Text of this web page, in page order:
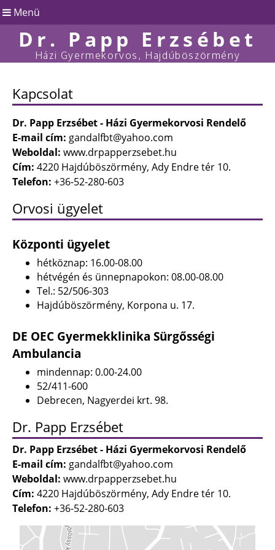
Menü
Dr. Papp Erzsébet
Házi Gyermekorvos, Hajdúböszörmény
Kapcsolat
Dr. Papp Erzsébet - Házi Gyermekorvosi Rendelő
E-mail cím: gandalfbt@yahoo.com
Weboldal: www.drpapperzsebet.hu
Cím: 4220 Hajdúböszörmény, Ady Endre tér 10.
Telefon: +36-52-280-603
Orvosi ügyelet
Központi ügyelet
hétköznap: 16.00-08.00
hétvégén és ünnepnapokon: 08.00-08.00
Tel.: 52/506-303
Hajdúböszörmény, Korpona u. 17.
DE OEC Gyermekklinika Sürgősségi
Ambulancia
mindennap: 0.00-24.00
52/411-600
Debrecen, Nagyerdei krt. 98.
Dr. Papp Erzsébet
Dr. Papp Erzsébet - Házi Gyermekorvosi Rendelő
E-mail cím: gandalfbt@yahoo.com
Weboldal: www.drpapperzsebet.hu
Cím: 4220 Hajdúböszörmény, Ady Endre tér 10.
Telefon: +36-52-280-603